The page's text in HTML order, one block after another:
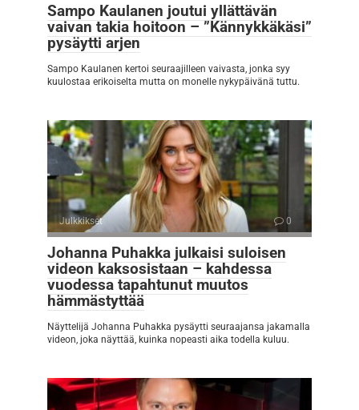
Sampo Kaulanen joutui yllättävän
vaivan takia hoitoon – ”Kännykkäkäsi”
pysäytti arjen
Sampo Kaulanen kertoi seuraajilleen vaivasta, jonka syy
kuulostaa erikoiselta mutta on monelle nykypäivänä tuttu.
Julkkikset 0
Johanna Puhakka julkaisi suloisen
videon kaksosistaan – kahdessa
vuodessa tapahtunut muutos
hämmästyttää
Näyttelijä Johanna Puhakka pysäytti seuraajansa jakamalla
videon, joka näyttää, kuinka nopeasti aika todella kuluu.